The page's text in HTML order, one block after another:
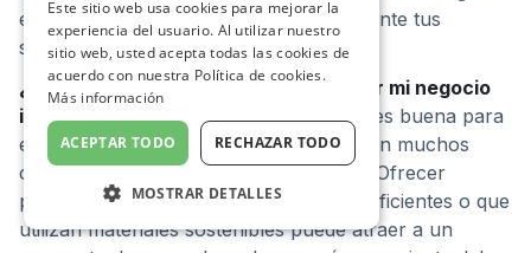
este feedback para mejorar continuamente tus
servicios.
¿Cómo puede la sostenibilidad mejorar mi negocio
inmobiliario?:La sostenibilidad no solo es buena para
el planeta, sino que también resuena con muchos
compradores y vendedores modernos. Ofrecer
propiedades que son energéticamente eficientes o que
utilizan materiales sostenibles puede atraer a un
Este sitio web usa cookies para mejorar la
experiencia del usuario. Al utilizar nuestro
sitio web, usted acepta todas las cookies de
acuerdo con nuestra Política de cookies.
Más información
ACEPTAR TODO RECHAZAR TODO
MOSTRAR DETALLES
COOKIES ESTRICTAMENTE